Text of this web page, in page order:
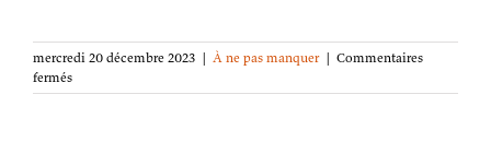
mercredi 20 décembre 2023 | À ne pas manquer | Commentaires
ferméssur
Les